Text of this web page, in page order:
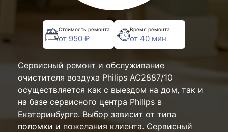
Стоимость ремонта
от 950 ₽
Время ремонта
от 40 мин
Сервисный ремонт и обслуживание
очистителя воздуха Philips AC2887/10
осуществляется как с выездом на дом, так и
на базе сервисного центра Philips в
Екатеринбурге. Выбор зависит от типа
поломки и пожелания клиента. Сервисный